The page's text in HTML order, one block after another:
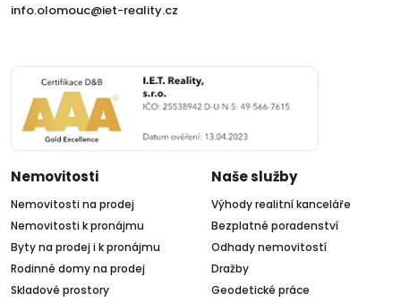
info.olomouc@iet-reality.cz
Nemovitosti
Nemovitosti na prodej
Nemovitosti k pronájmu
Byty na prodej i k pronájmu
Rodinné domy na prodej
Skladové prostory
Naše služby
Výhody realitní kanceláře
Bezplatné poradenství
Odhady nemovitostí
Dražby
Geodetické práce